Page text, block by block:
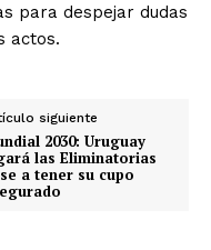
para despejar dudas
actos.
siguiente
2030: Uruguay
las Eliminatorias
a tener su cupo